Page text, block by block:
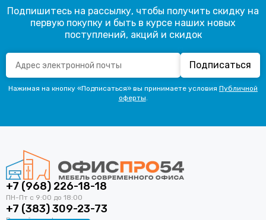
Подпишитесь на рассылку, чтобы получить скидку на
первую покупку и быть в курсе наших новых
поступлений, акций и скидок
Подписаться
Нажимая на кнопку «Подписаться» вы принимаете условия Публичной
оферты.
+7 (968) 226-18-18
+7 (383) 309-23-73